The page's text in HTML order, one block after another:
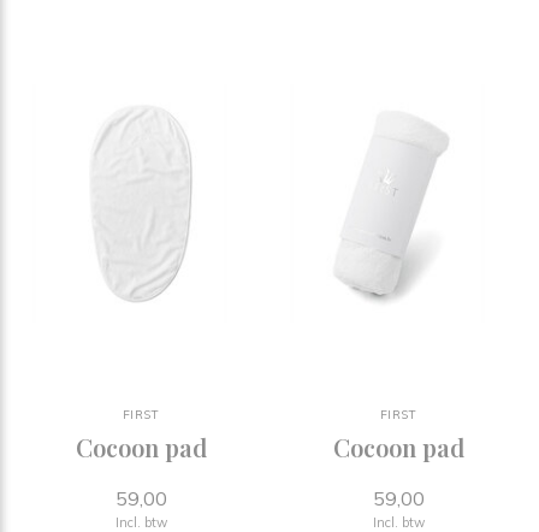
FIRST
Cocoon pad
59,00
Incl. btw
FIRST
Cocoon pad
59,00
Incl. btw